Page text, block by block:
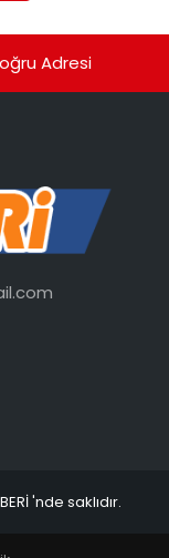
Adresi
'nde saklıdır.